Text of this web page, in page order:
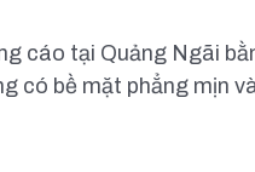
cáo tại Quảng Ngãi
có bề mặt phẳng mịn